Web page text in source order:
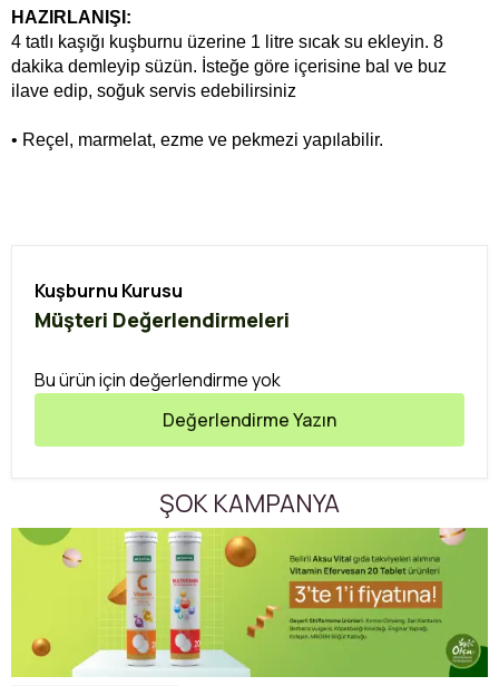
HAZIRLANIŞI:
4 tatlı kaşığı kuşburnu üzerine 1 litre sıcak su ekleyin. 8
dakika demleyip süzün. İsteğe göre içerisine bal ve buz
ilave edip, soğuk servis edebilirsiniz
• Reçel, marmelat, ezme ve pekmezi yapılabilir.
Kuşburnu Kurusu
Müşteri Değerlendirmeleri
Bu ürün için değerlendirme yok
Değerlendirme Yazın
ŞOK KAMPANYA